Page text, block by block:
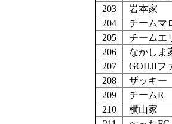
203
岩本家
204
チームマ
205
チームエ
206
なかしま
207
GOHJIフ
208
ザッキー
209
チームR
210
横山家